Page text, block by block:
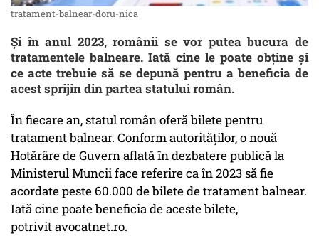
tratament-balnear-doru-nica
Și în anul 2023, românii se vor putea bucura de
tratamentele balneare. Iată cine le poate obține și
ce acte trebuie să se depună pentru a beneficia de
acest sprijin din partea statului român.
În fiecare an, statul român oferă bilete pentru
tratament balnear. Conform autorităților, o nouă
Hotărâre de Guvern aflată în dezbatere publică la
Ministerul Muncii face referire ca în 2023 să fie
acordate peste 60.000 de bilete de tratament balnear.
Iată cine poate beneficia de aceste bilete,
potrivit avocatnet.ro.